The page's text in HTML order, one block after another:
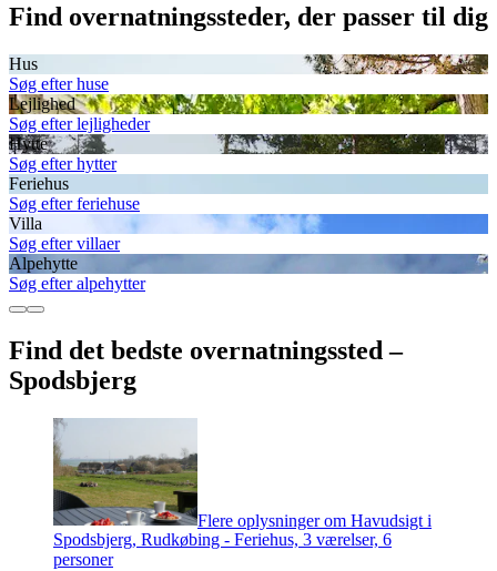
Find overnatningssteder, der passer til dig
Hus
Søg efter huse
Lejlighed
Søg efter lejligheder
Hytte
Søg efter hytter
Feriehus
Søg efter feriehuse
Villa
Søg efter villaer
Alpehytte
Søg efter alpehytter
Find det bedste overnatningssted –
Spodsbjerg
Flere oplysninger om Havudsigt i
Spodsbjerg, Rudkøbing - Feriehus, 3 værelser, 6
personer